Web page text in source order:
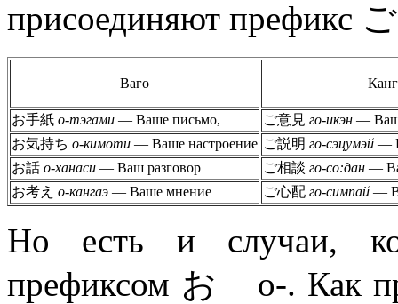
присоединяют префикс
Ваго
お手紙 о-тэгами — Ваше письмо, ご意見 го-икэн —
お気持ち о-кимоти — Ваше настроение ご説明 го-сэцумэй —
お話 о-ханаси — Ваш разговор ご相談 го-со:дан —
お考え о-кангаэ — Ваше мнение ご心配 го-симпай —
Но есть и случаи,
префиксом お о-. Как